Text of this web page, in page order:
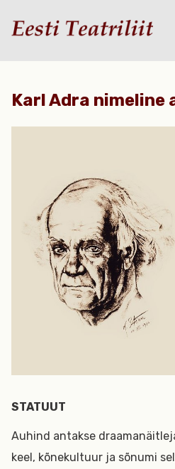
Karl Adra nimeline
STATUUT
Auhind antakse
keel, kõnekultuur ja sõnumi